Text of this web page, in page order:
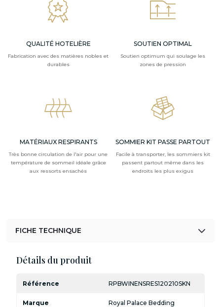
QUALITÉ HOTELIÈRE
Fabrication avec des matières nobles et
durables
SOUTIEN OPTIMAL
Soutien optimum qui soulage les
zones de pression
MATÉRIAUX RESPIRANTS
Très bonne circulation de l'air pour une
température de sommeil idéale grâce
aux ressorts ensachés
SOMMIER KIT PASSE PARTOUT
Facile à transporter, les sommiers kit
passent partout même dans les
endroits les plus exigus
FICHE TECHNIQUE
Détails du produit
Référence RPBWINENSRES120210SKN
Marque Royal Palace Bedding